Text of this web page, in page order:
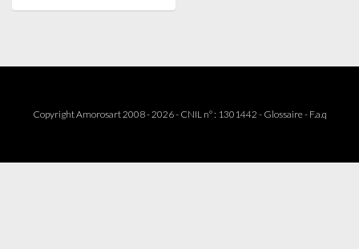
Copyright Amorosart 2008 - 2026 - CNIL n° : 1301442 - Glossaire- F.a.q